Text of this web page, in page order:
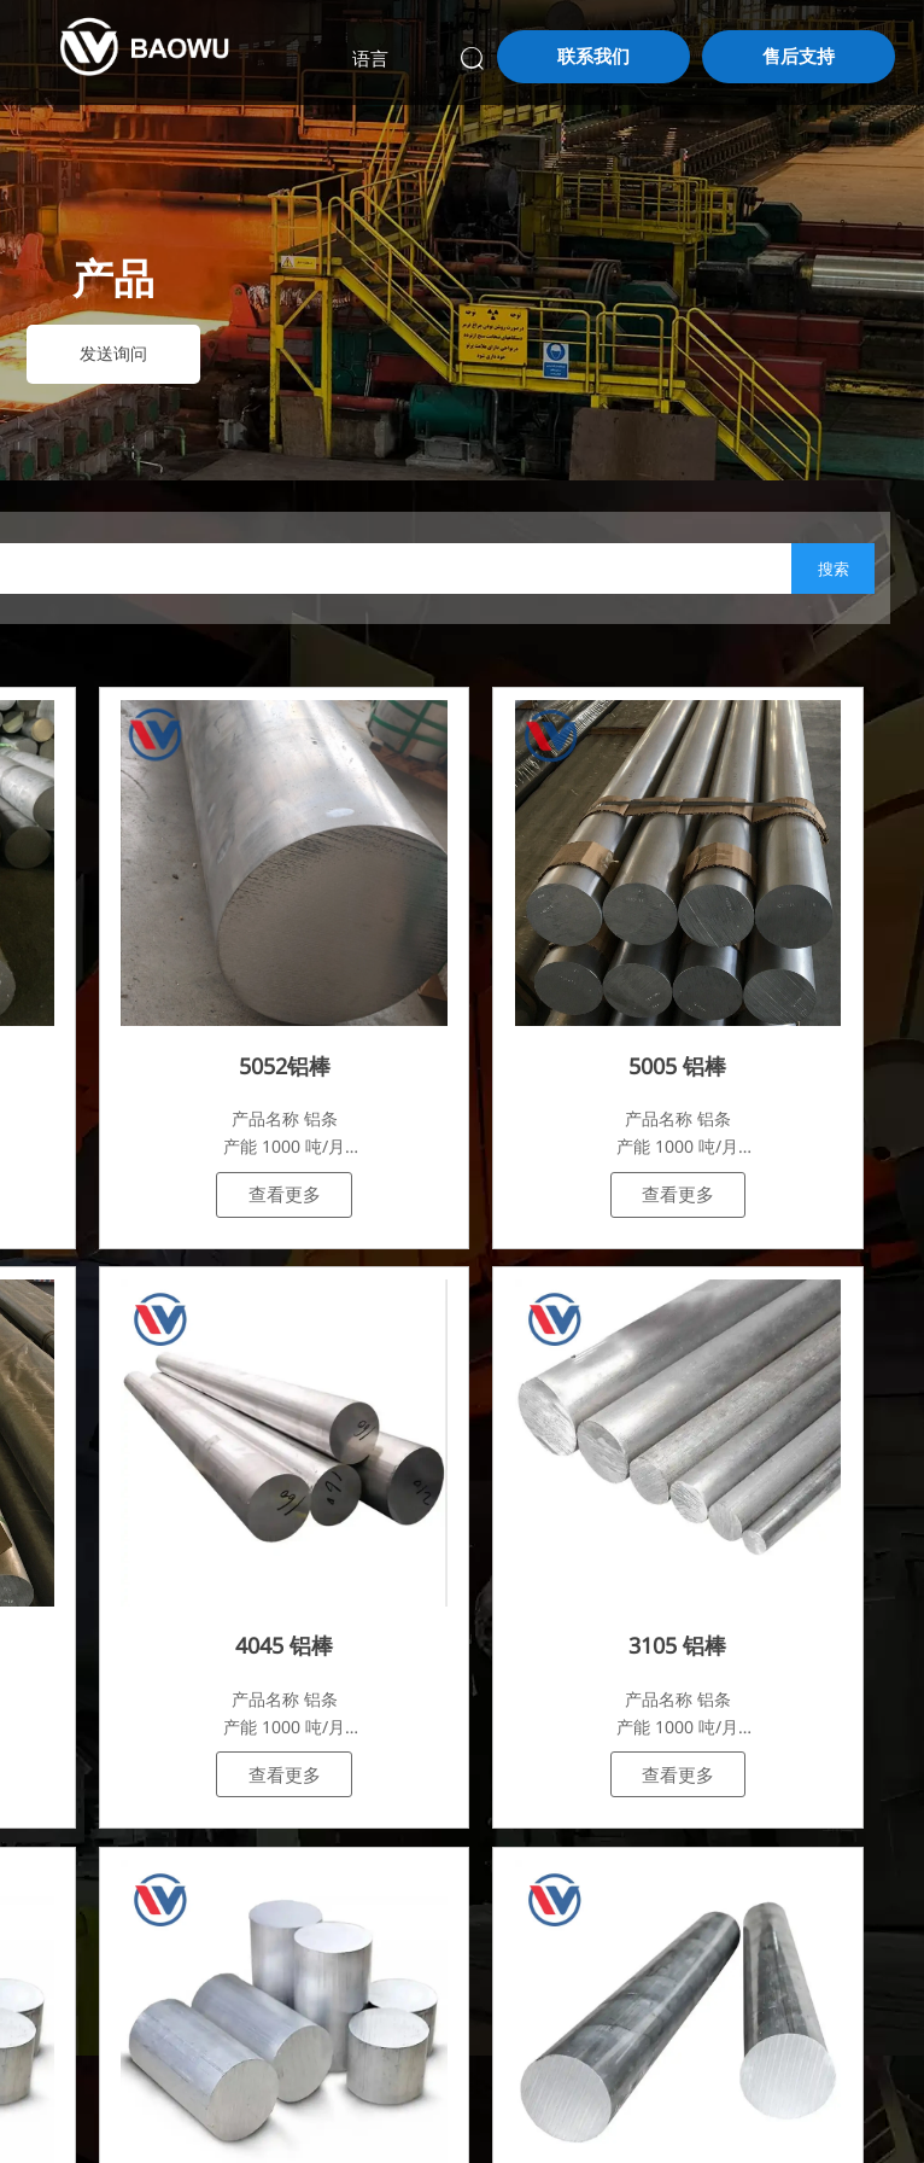
语言  联系我们 售后支持
产品
发送询问
搜索
5052铝棒
产品名称 铝条
产能 1000 吨/月
.
查看更多
5005 铝棒
产品名称 铝条
产能 1000 吨/月
.
查看更多
4045 铝棒
产品名称 铝条
产能 1000 吨/月
.
查看更多
3105 铝棒
产品名称 铝条
产能 1000 吨/月
.
查看更多